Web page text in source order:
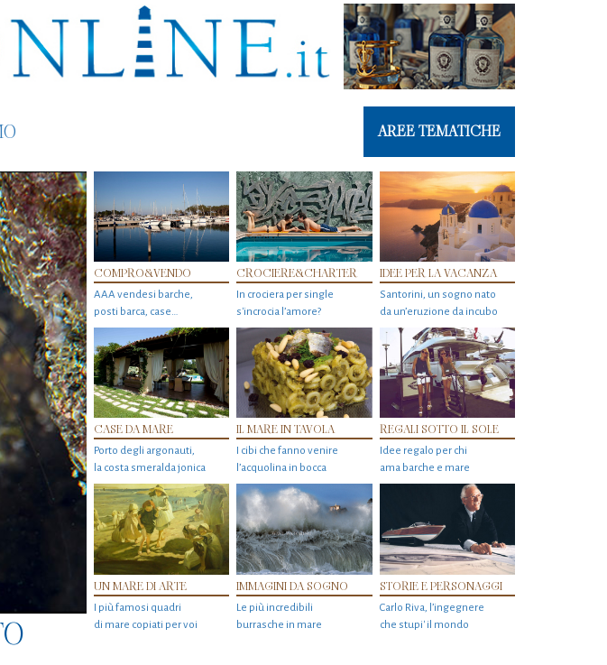
AREE TEMATICHE
COMPRO&VENDO
AAA vendesi barche,
posti barca, case…
CROCIERE&CHARTER
In crociera per single
s'incrocia l’amore?
IDEE PER LA VACANZA
Santorini, un sogno nato
da un’eruzione da incubo
CASE DA MARE
Porto degli argonauti,
la costa smeralda jonica
IL MARE IN TAVOLA
I cibi che fanno venire
l’acquolina in bocca
REGALI SOTTO IL SOLE
Idee regalo per chi
ama barche e mare
UN MARE DI ARTE
I più famosi quadri
di mare copiati per voi
IMMAGINI DA SOGNO
Le più incredibili
burrasche in mare
STORIE E PERSONAGGI
Carlo Riva, l’ingegnere
che stupi' il mondo